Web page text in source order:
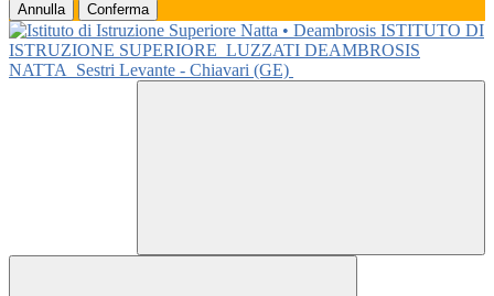
Annulla Conferma
ISTITUTO DI
ISTRUZIONE SUPERIORE LUZZATI DEAMBROSIS
NATTA
Sestri Levante - Chiavari (GE)